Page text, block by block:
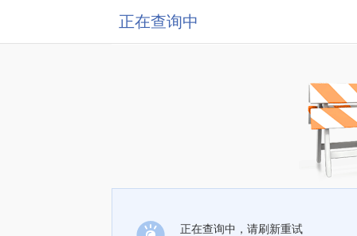
正在查询中
正在查询中，请刷新重试